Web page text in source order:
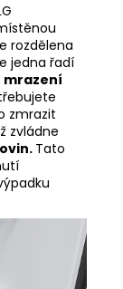
rozdělena
jedna řadí
mrazení
zmrazit
zvládne
Tato